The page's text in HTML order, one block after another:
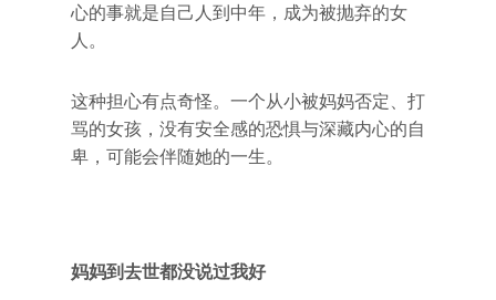
心的事就是自己人到中年，成为被抛弃的女
人。
这种担心有点奇怪。一个从小被妈妈否定、打
骂的女孩，没有安全感的恐惧与深藏内心的自
卑，可能会伴随她的一生。
妈妈到去世都没说过我好